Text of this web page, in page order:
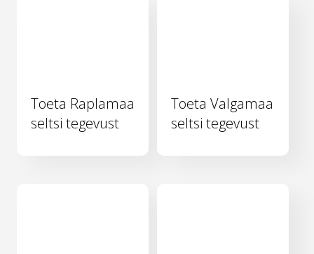
Toeta Raplamaa
seltsi tegevust
Toeta Valgamaa
seltsi tegevust